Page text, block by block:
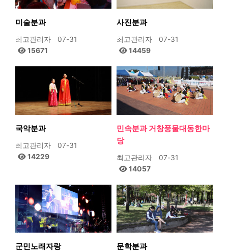
미술분과
최고관리자
07-31
15671
사진분과
최고관리자
07-31
14459
국악분과
최고관리자
07-31
14229
민속분과 거창풍물대동한마
당
최고관리자
07-31
14057
군민노래자랑 문학분과